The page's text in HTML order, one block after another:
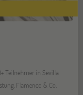
Teilnehmer in Sevilla
Flamenco & Co.